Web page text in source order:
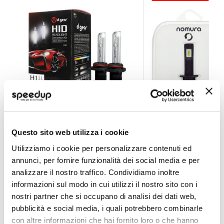
Questo sito web utilizza i cookie
Utilizziamo i cookie per personalizzare contenuti ed
annunci, per fornire funzionalità dei social media e per
analizzare il nostro traffico. Condividiamo inoltre
informazioni sul modo in cui utilizzi il nostro sito con i
nostri partner che si occupano di analisi dei dati web,
pubblicità e social media, i quali potrebbero combinarle
con altre informazioni che hai fornito loro o che hanno
Lampadine H1 H1 - HID Canbus Xenon Kit - D-GEAR
D-GEAR
Bianco 6000k
89,10 €
Spedizione gratuita!
NOMURA
Bianco H1 6000K
39,60 €
CONSEGNA IN 48H